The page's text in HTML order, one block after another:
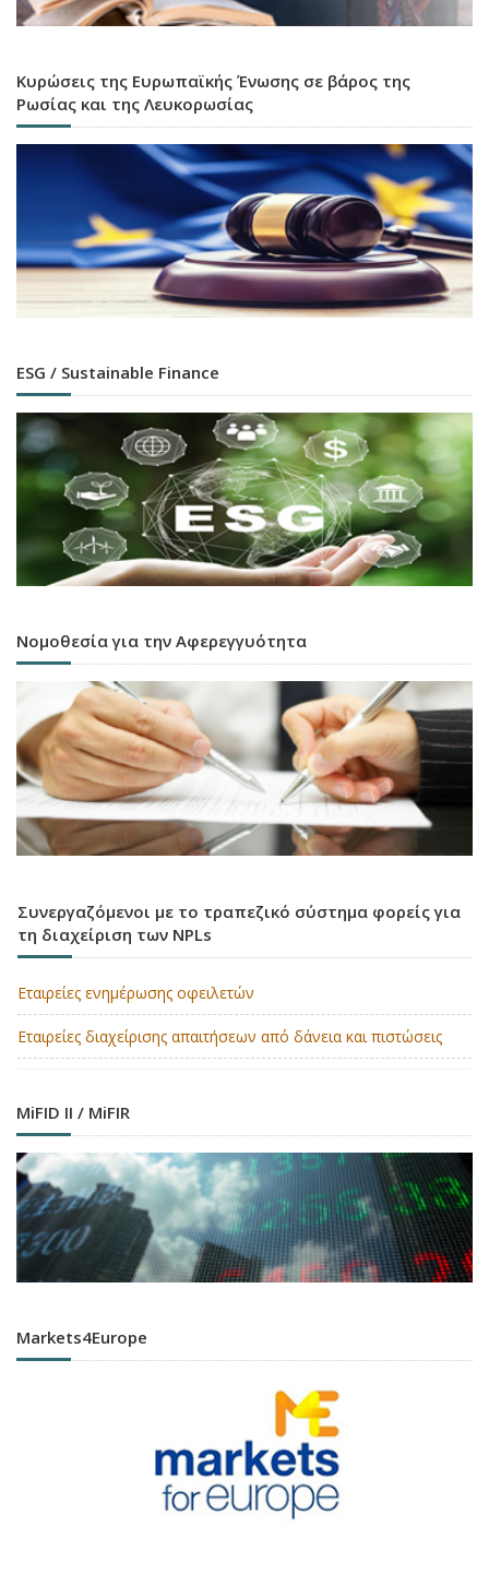
Κυρώσεις της Ευρωπαϊκής Ένωσης σε βάρος της
Ρωσίας και της Λευκορωσίας
ESG / Sustainable Finance
Νομοθεσία για την Αφερεγγυότητα
Συνεργαζόμενοι με το τραπεζικό σύστημα φορείς για
τη διαχείριση των NPLs
Εταιρείες ενημέρωσης οφειλετών
Εταιρείες διαχείρισης απαιτήσεων από δάνεια και πιστώσεις
MiFID II / MiFIR
Markets4Europe